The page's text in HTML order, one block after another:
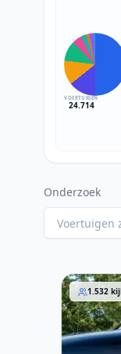
VOERTUIGEN
24.714
Onderzoek
Ford F1.532